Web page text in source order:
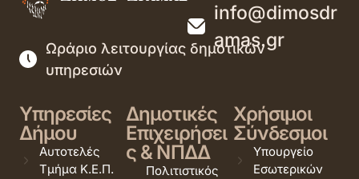
info@dimosdr
amas.gr
Ωράριο λειτουργίας δημοτικών
υπηρεσιών
Υπηρεσίες
Δήμου
Αυτοτελές
Τμήμα Κ.Ε.Π.
Δημοτικές
Επιχειρήσει
ς & ΝΠΔΔ
Πολιτιστικός
Χρήσιμοι
Σύνδεσμοι
Υπουργείο
Εσωτερικών